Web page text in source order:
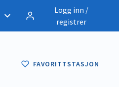
Logg inn /
registrer
FAVORITTSTASJON